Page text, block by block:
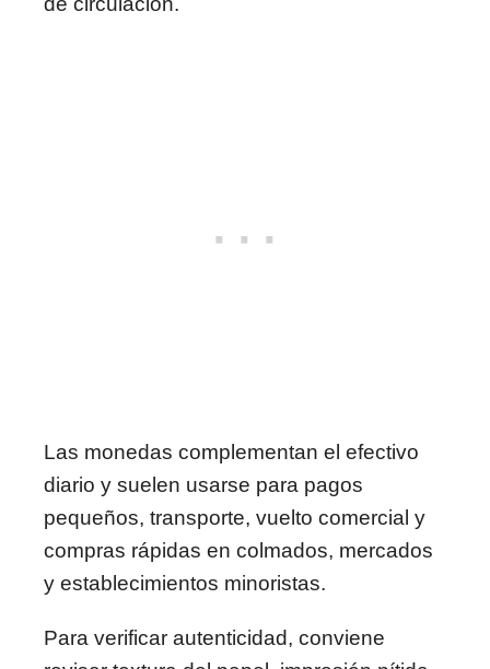
Las monedas complementan el efectivo
diario y suelen usarse para pagos
pequeños, transporte, vuelto comercial y
compras rápidas en colmados, mercados
y establecimientos minoristas.
Para verificar autenticidad, conviene